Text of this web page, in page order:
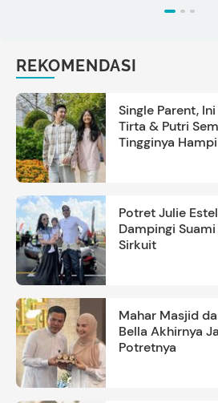
REKOMENDASI
Single Parent,
Tirta & Putri
Tingginya
Potret Julie
Dampingi
Sirkuit
Mahar Masjid
Bella Akhirnya
Potretnya